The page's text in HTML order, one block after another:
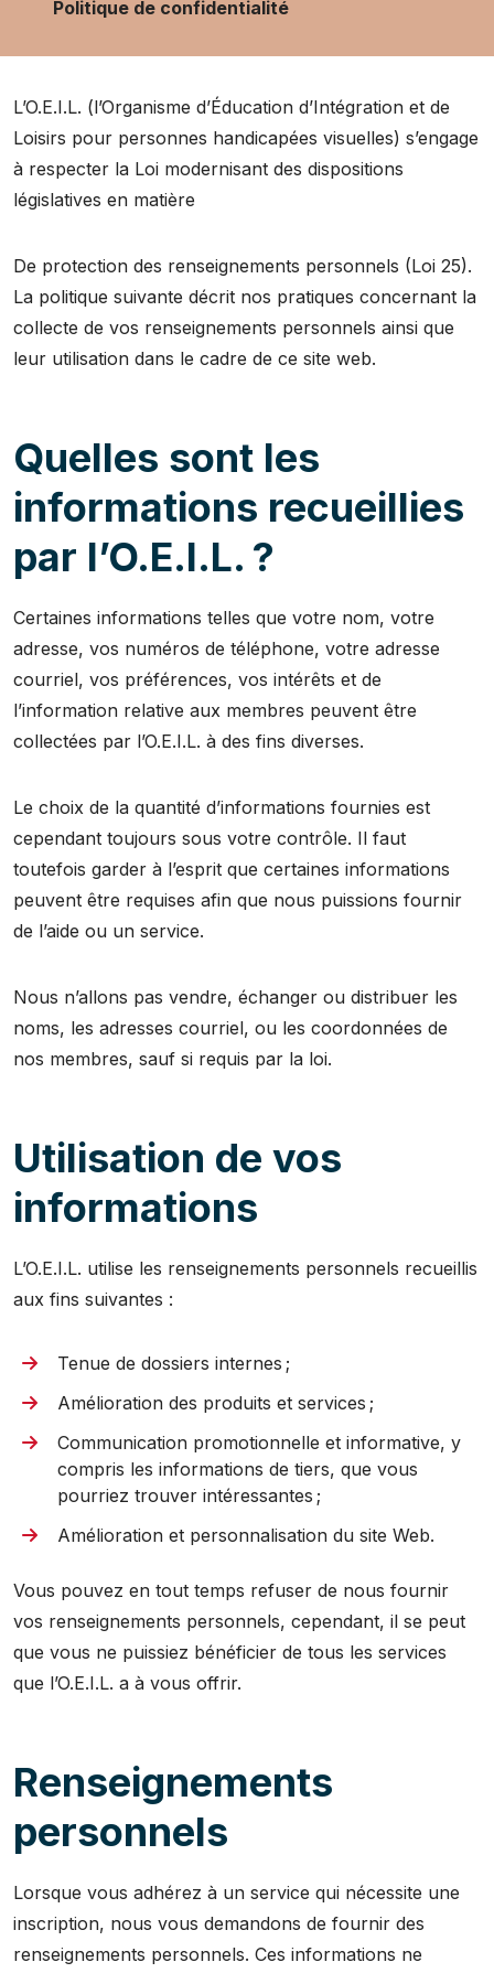
Politique de confidentialité
L’O.E.I.L. (l’Organisme d’Éducation d’Intégration et de
Loisirs pour personnes handicapées visuelles) s’engage
à respecter la Loi modernisant des dispositions
législatives en matière
De protection des renseignements personnels (Loi 25).
La politique suivante décrit nos pratiques concernant la
collecte de vos renseignements personnels ainsi que
leur utilisation dans le cadre de ce site web.
Quelles sont les
informations recueillies
par l’O.E.I.L. ?
Certaines informations telles que votre nom, votre
adresse, vos numéros de téléphone, votre adresse
courriel, vos préférences, vos intérêts et de
l’information relative aux membres peuvent être
collectées par l’O.E.I.L. à des fins diverses.
Le choix de la quantité d’informations fournies est
cependant toujours sous votre contrôle. Il faut
toutefois garder à l’esprit que certaines informations
peuvent être requises afin que nous puissions fournir
de l’aide ou un service.
Nous n’allons pas vendre, échanger ou distribuer les
noms, les adresses courriel, ou les coordonnées de
nos membres, sauf si requis par la loi.
Utilisation de vos
informations
L’O.E.I.L. utilise les renseignements personnels recueillis
aux fins suivantes :
Tenue de dossiers internes ;
Amélioration des produits et services ;
Communication promotionnelle et informative, y
compris les informations de tiers, que vous
pourriez trouver intéressantes ;
Amélioration et personnalisation du site Web.
Vous pouvez en tout temps refuser de nous fournir
vos renseignements personnels, cependant, il se peut
que vous ne puissiez bénéficier de tous les services
que l’O.E.I.L. a à vous offrir.
Renseignements
personnels
Lorsque vous adhérez à un service qui nécessite une
inscription, nous vous demandons de fournir des
renseignements personnels. Ces informations ne